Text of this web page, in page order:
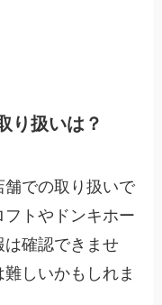
り扱いは？
での取り扱いで
トやドンキホー
確認できませ
しいかもしれま